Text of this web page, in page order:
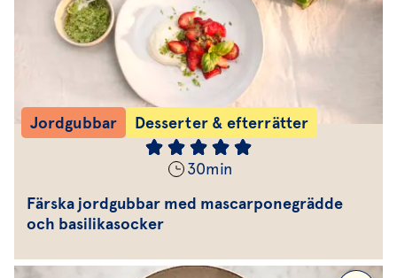
Jordgubbar Desserter & efterrätter
30min
Färska jordgubbar med mascarponegrädde
och basilikasocker